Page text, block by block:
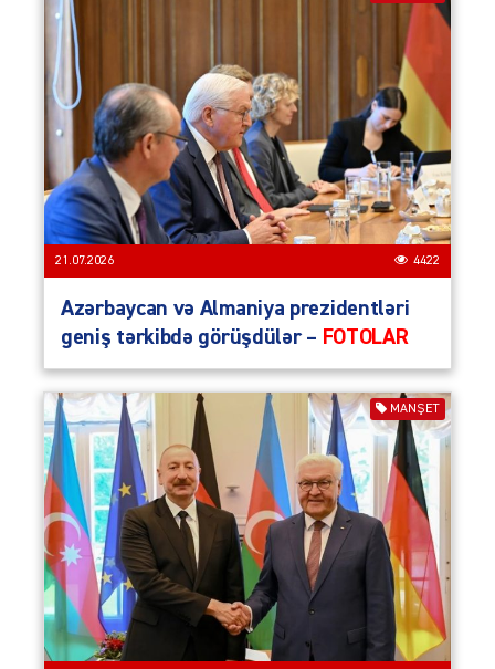
21.07.2026 4422
Azərbaycan və Almaniya prezidentləri
geniş tərkibdə görüşdülər – FOTOLAR
MANŞET